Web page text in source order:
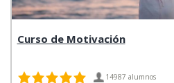
Curso de Motivación
14987 alumnos